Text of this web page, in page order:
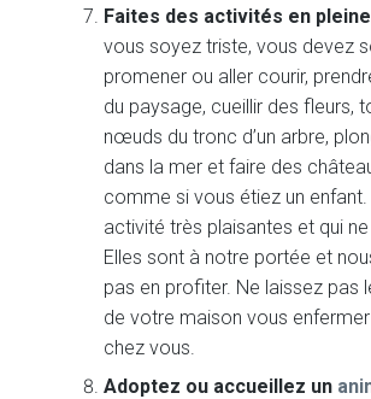
Faites des activités en
vous soyez triste, vous devez
promener ou aller courir,
du paysage, cueillir des fleurs,
nœuds du tronc d’un arbre,
dans la mer et faire des
comme si vous étiez un
activité très plaisantes et qui
Elles sont à notre portée et
pas en profiter. Ne laissez pas
de votre maison vous
chez vous.
Adoptez ou accueillez un